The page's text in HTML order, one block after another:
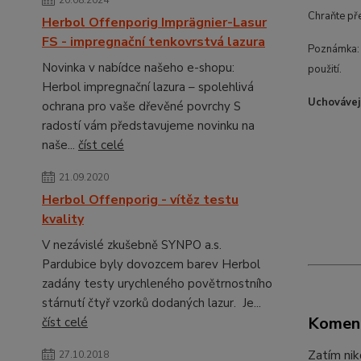
Herbol Offenporig Imprägnier-Lasur
FS - impregnační tenkovrstvá lazura
Novinka v nabídce našeho e-shopu:
Herbol impregnační lazura – spolehlivá
ochrana pro vaše dřevěné povrchy S
radostí vám představujeme novinku na
naše... číst celé
21.09.2020
Herbol Offenporig - vítěz testu
kvality
V nezávislé zkušebně SYNPO a.s.
Pardubice byly dovozcem barev Herbol
zadány testy urychleného povětrnostního
stárnutí čtyř vzorků dodaných lazur. Je...
číst celé
27.10.2018
Chraňte
použití.
Zatím